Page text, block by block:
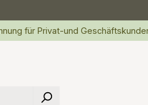
für Privat-und